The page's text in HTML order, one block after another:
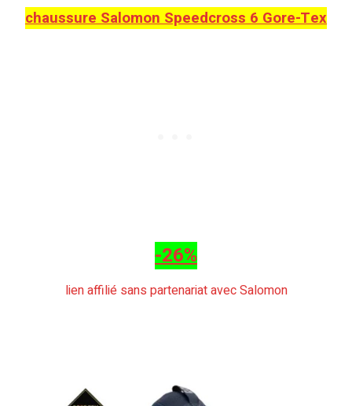
chaussure Salomon Speedcross 6 Gore-Tex
-26%
lien affilié sans partenariat avec Salomon